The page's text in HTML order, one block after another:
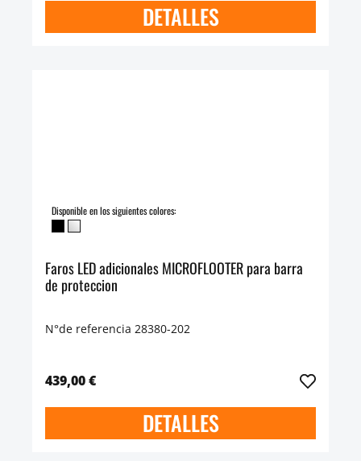
DETALLES
Disponible en los siguientes colores:
Faros LED adicionales MICROFLOOTER para barra
de proteccion
N°de referencia 28380-202
439,00 €
DETALLES